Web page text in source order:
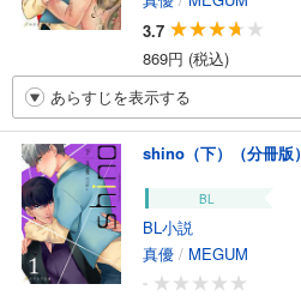
3.7
869円 (税込)
あらすじを表示する
shino（下）（分冊版）
BL
BL小説
真優 / MEGUM
-